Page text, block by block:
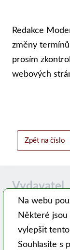
Redakce
změny
prosím
webových
Zpět na číslo
Vydavatel
Časopis
Pracovní
Hlavní 99, 753
Na webu
Některé jsou
vylepšit
Souhlasíte s